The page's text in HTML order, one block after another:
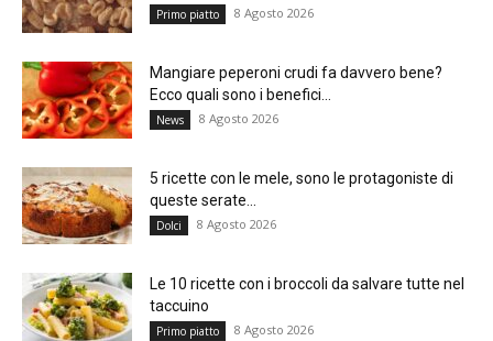
Primo piatto 8 Agosto 2026
Mangiare peperoni crudi fa davvero bene?
Ecco quali sono i benefici...
News 8 Agosto 2026
5 ricette con le mele, sono le protagoniste di
queste serate...
Dolci 8 Agosto 2026
Le 10 ricette con i broccoli da salvare tutte nel
taccuino
Primo piatto 8 Agosto 2026